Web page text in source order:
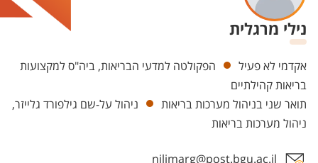
נילי מרגלית
Departments
אקדמי לא פעיל
הפקולטה למדעי הבריאות, ביה"ס למקצועות
בריאות קהילתיים
תואר שני בניהול מערכות בריאות
ניהול על-שם גילפורד גלייזר,
ניהול מערכות בריאות
nilimarg@post.bgu.ac.il